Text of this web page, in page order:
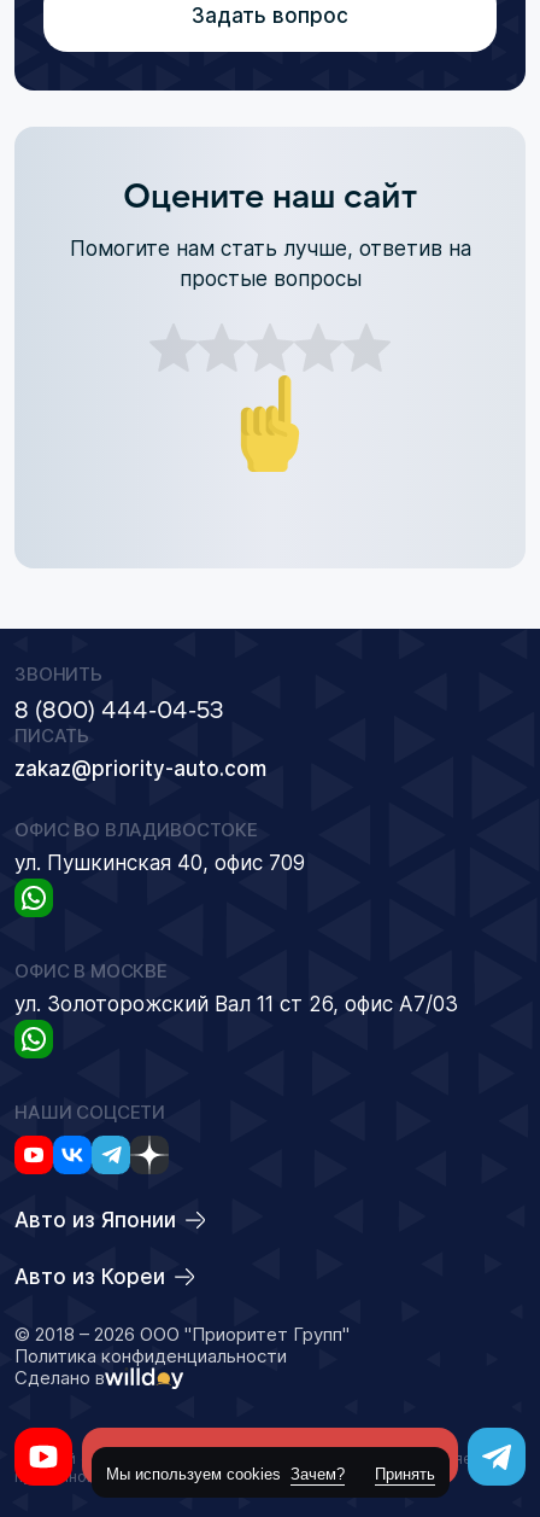
Задать вопрос
Оцените наш сайт
Помогите нам стать лучше, ответив на
простые вопросы
ЗВОНИТЬ
8 (800) 444-04-53
ПИСАТЬ
zakaz@priority-auto.com
ОФИС ВО ВЛАДИВОСТОКЕ
ул. Пушкинская 40, офис 709
ОФИС В МОСКВЕ
ул. Золоторожский Вал 11 ст 26, офис А7/03
НАШИ СОЦСЕТИ
Авто из Японии
Авто из Кореи
© 2018 – 2026 ООО "Приоритет Групп"
Политика конфиденциальности
Сделано в
Данный сайт носит информационный характер и не является
публичной офертойМы используем cookies Зачем? Принять